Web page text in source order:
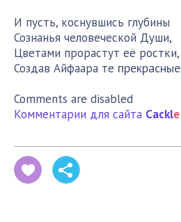
И пусть, коснувшись глубины
Сознанья человеческой Души,
Цветами прорастут её ростки,
Создав Айфаара те прекрасные
Comments are disabled
Комментарии для сайта Cackle